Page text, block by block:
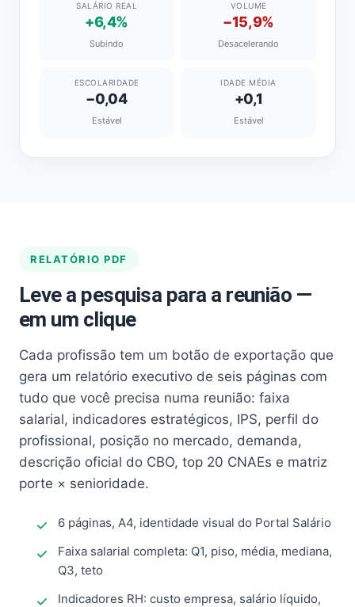
SALÁRIO REAL
+6,4%
Subindo
VOLUME
−15,9%
Desacelerando
ESCOLARIDADE
−0,04
Estável
IDADE MÉDIA
+0,1
Estável
RELATÓRIO PDF
Leve a pesquisa para a reunião —
em um clique
Cada profissão tem um botão de exportação que
gera um relatório executivo de seis páginas com
tudo que você precisa numa reunião: faixa
salarial, indicadores estratégicos, IPS, perfil do
profissional, posição no mercado, demanda,
descrição oficial do CBO, top 20 CNAEs e matriz
porte × senioridade.
6 páginas, A4, identidade visual do Portal Salário
Faixa salarial completa: Q1, piso, média, mediana,
Q3, teto
Indicadores RH: custo empresa, salário líquido,